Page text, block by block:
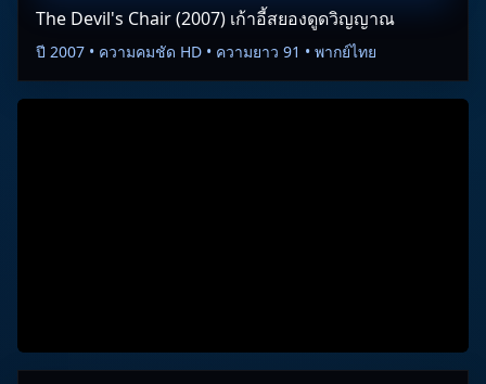
The Devil's Chair (2007) เก้าอี้สยองดูดวิญญาณ
ปี 2007 • ความคมชัด HD • ความยาว 91 • พากย์ไทย